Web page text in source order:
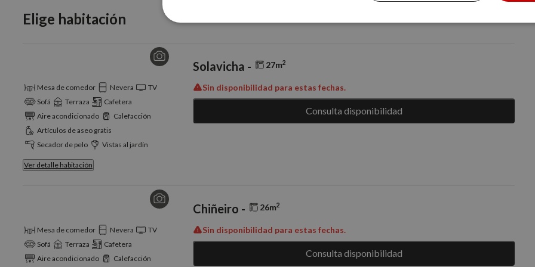
Elige habitación
Mesa de comedor Nevera
TV
Sofá
Terraza
Cafetera
Aire acondicionado
Calefacción
Artículos de aseo gratis
Secador de pelo
Vistas al jardín
Ver detalle habitación
Solavicha - 27m2
Sin disponibilidad para estas fechas.
Consulta disponibilidad
Mesa de comedor Nevera
TV
Sofá
Terraza
Cafetera
Aire acondicionado
Calefacción
Chiñeiro - 26m2
Sin disponibilidad para estas fechas.
Consulta disponibilidad
Cookies
Cookies de
Cookies de
Cookies de
nomolesten.com
número generado al azar, la forma en que se
específico del sitio, pero un buen ejemplo es